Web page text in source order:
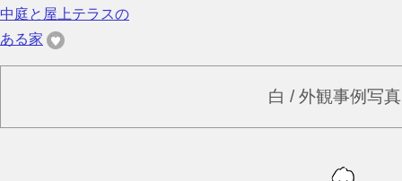
中庭と屋上テラスの
ある家
白 / 外観事例写